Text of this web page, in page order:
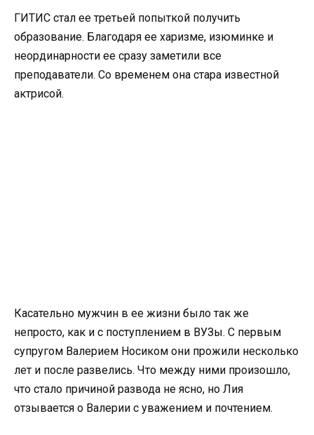
ГИТИС стал ее третьей попыткой получить
образование. Благодаря ее харизме, изюминке и
неординарности ее сразу заметили все
преподаватели. Со временем она стара известной
актрисой.
Касательно мужчин в ее жизни было так же
непросто, как и с поступлением в ВУЗы. С первым
супругом Валерием Носиком они прожили несколько
лет и после развелись. Что между ними произошло,
что стало причиной развода не ясно, но Лия
отзывается о Валерии с уважением и почтением.